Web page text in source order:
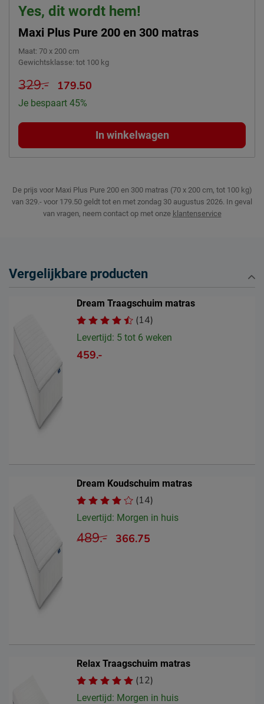
Yes, dit wordt hem!
Maxi Plus Pure 200 en 300 matras
Maat: 70 x 200 cm
Gewichtsklasse: tot 100 kg
329.- 179.50
Je bespaart 45%
In winkelwagen
De prijs voor Maxi Plus Pure 200 en 300 matras (70 x 200 cm, tot 100 kg)
van 329.- voor 179.50 geldt tot en met zondag 30 augustus 2026. In geval
van vragen, neem contact op met onze klantenservice
Vergelijkbare producten
Dream Traagschuim matras
(14)
Levertijd: 5 tot 6 weken
459.-
Dream Koudschuim matras
(14)
Levertijd: Morgen in huis
489.- 366.75
Relax Traagschuim matras
(12)
Levertijd: Morgen in huis